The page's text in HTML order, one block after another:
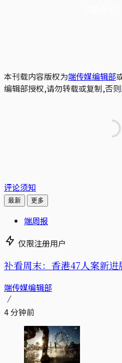
本刊载内容版权为端传媒编辑部
编辑部授权,请勿转载或复制,否则
评论须知
最新 更多
端周报
仅限注册用户
补看周末：香港47人案新进
端传媒编辑部
4 分钟前